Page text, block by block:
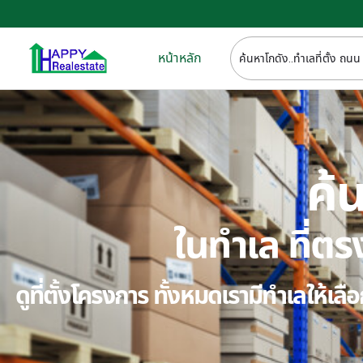
หน้าหลัก
ค้
ในทำเล ที่ต
ดูที่ตั้งโครงการ ทั้งหมดเรามีทำเลให้เ